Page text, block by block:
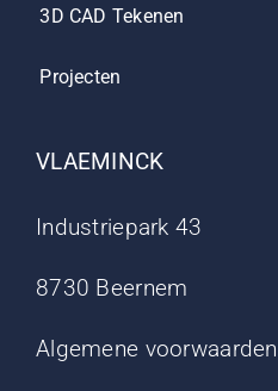
3D CAD Tekenen
Projecten
VLAEMINCK
Industriepark 43
8730 Beernem
Algemene voorwaarden